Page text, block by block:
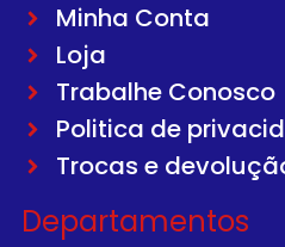
Minha Conta
Loja
Trabalhe Conosco
Politica de
Trocas e
Departamentos